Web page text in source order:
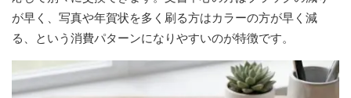
が早く、写真や年賀状を多く刷る方はカラーの方が早く減
る、という消費パターンになりやすいのが特徴です。